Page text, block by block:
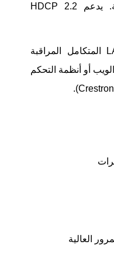
الوثائق وأنظمة التحكم في الغرفة. يدعم HDCP 2.2
الشبكة المهنية والتحكم: يدعم LAN المتكامل المراقبة
أو أنظمة التحكم
العالية